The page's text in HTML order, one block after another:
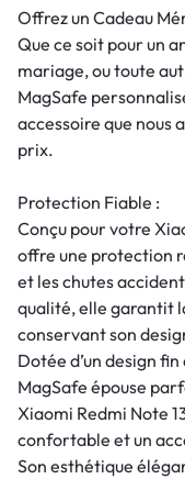
Offrez un Cadeau
Que ce soit pour un
mariage, ou toute
MagSafe
accessoire que nous
prix.
Protection Fiable :
Conçu pour votre
offre une protection
et les chutes
qualité, elle garantit
conservant son
Dotée d’un design
MagSafe épouse
Xiaomi Redmi Note
confortable et un
Son esthétique